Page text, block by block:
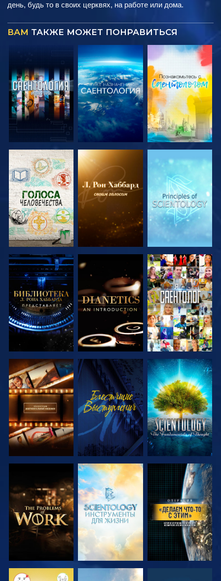
день, будь то в своих церквях, на работе или дома.
ВАМ ТАКЖЕ МОЖЕТ ПОНРАВИТЬСЯ
СМОТРЕТЬ
ПЕРЕДАЧИ
СМОТРЕТЬ
ПЕРЕДАЧИ
СМОТРЕТЬ
ПЕРЕДАЧИ
СМОТРЕТЬ
ПЕРЕДАЧИ
СМОТРЕТЬ
ПЕРЕДАЧИ
СМОТРЕТЬ
СМОТРЕТЬ
ПЕРЕДАЧИ
СМОТРЕТЬ
СМОТРЕТЬ
ПЕРЕДАЧИ
СМОТРЕТЬ
ПЕРЕДАЧИ
СМОТРЕТЬ
ПЕРЕДАЧИ
СМОТРЕТЬ